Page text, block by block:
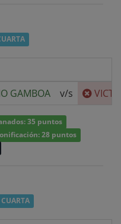
GAMBOA v/s
35 puntos
28 puntos